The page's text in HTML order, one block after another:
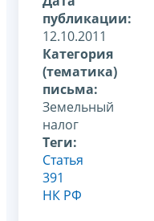
публикации:
12.10.2011
Категория
(тематика)
письма:
Земельный
налог
Теги:
Статья
391
НК РФ